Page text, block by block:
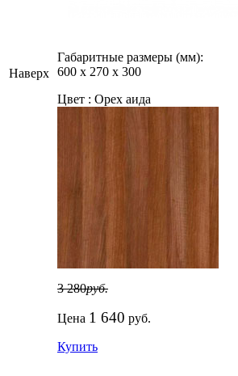
Наверх
Габаритные размеры (мм):
600 х 270 х 300
Цвет : Орех аида
3 280руб.
Цена 1 640 руб.
Купить